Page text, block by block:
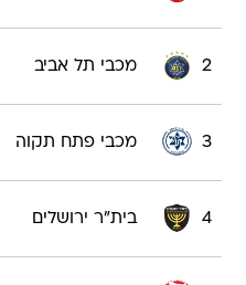
2 מכבי תל אביב
3 מכבי פתח תקוה
4 בית"ר ירושלים